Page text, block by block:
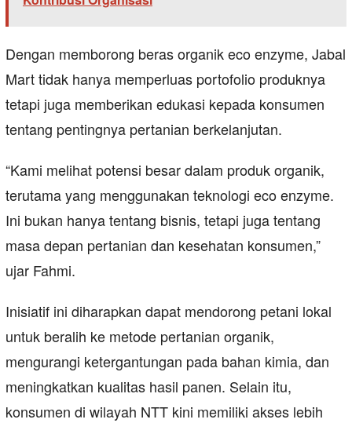
Dengan memborong beras organik eco enzyme, Jabal
Mart tidak hanya memperluas portofolio produknya
tetapi juga memberikan edukasi kepada konsumen
tentang pentingnya pertanian berkelanjutan.
“Kami melihat potensi besar dalam produk organik,
terutama yang menggunakan teknologi eco enzyme.
Ini bukan hanya tentang bisnis, tetapi juga tentang
masa depan pertanian dan kesehatan konsumen,”
ujar Fahmi.
Inisiatif ini diharapkan dapat mendorong petani lokal
untuk beralih ke metode pertanian organik,
mengurangi ketergantungan pada bahan kimia, dan
meningkatkan kualitas hasil panen. Selain itu,
konsumen di wilayah NTT kini memiliki akses lebih